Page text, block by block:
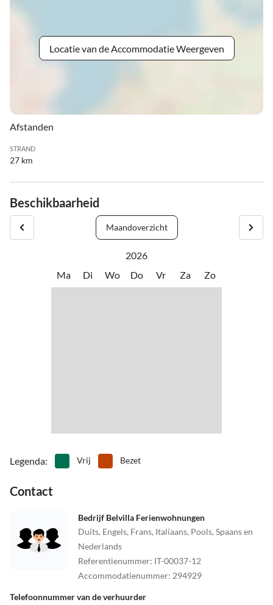
Locatie van de Accommodatie Weergeven
Afstanden
STRAND
27 km
Beschikbaarheid
Maandoverzicht
2026
Ma
Di Wo Do Vr Za Zo
Legenda: Vrij Bezet
Contact
Bedrijf Belvilla Ferienwohnungen
Duits, Engels, Frans, Italiaans, Pools, Spaans en
Nederlands
Referentienummer: IT-00037-12
Accommodatienummer: 294929
Telefoonnummer van de verhuurder